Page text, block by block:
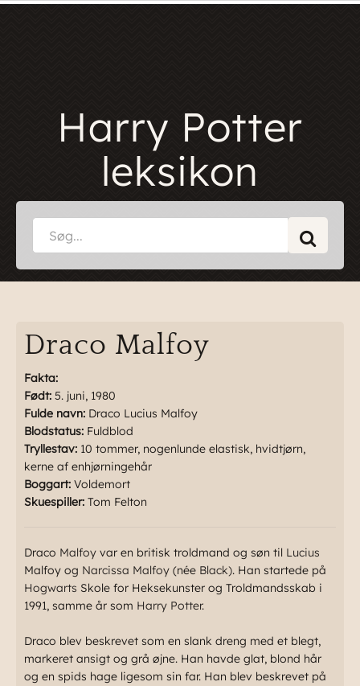
Harry Potter
leksikon
Draco Malfoy
Fakta:
Født: 5. juni, 1980
Fulde navn: Draco Lucius Malfoy
Blodstatus: Fuldblod
Tryllestav: 10 tommer, nogenlunde elastisk, hvidtjørn,
kerne af enhjørningehår
Boggart: Voldemort
Skuespiller: Tom Felton
Draco Malfoy var en britisk troldmand og søn til Lucius
Malfoy og Narcissa Malfoy (née Black). Han startede på
Hogwarts Skole for Heksekunster og Troldmandsskab i
1991, samme år som Harry Potter.
Draco blev beskrevet som en slank dreng med et blegt,
markeret ansigt og grå øjne. Han havde glat, blond hår
og en spids hage ligesom sin far. Han blev beskrevet på